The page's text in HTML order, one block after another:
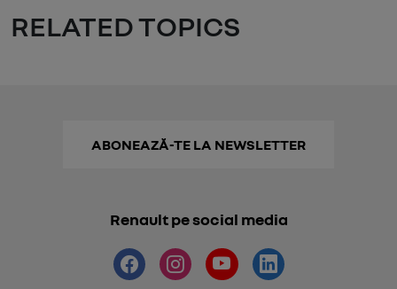
RELATED TOPICS
ABONEAZĂ-TE LA NEWSLETTER
Renault pe social media